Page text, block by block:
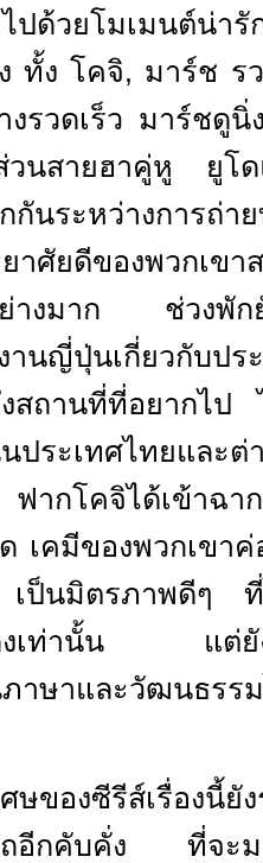
ไปด้วยโมเมนต์
ทั้ง โคจิ, มาร์ช
งรวดเร็ว มาร์ชดู
วนสายฮาคู่หู ยูโ
กันระหว่างการถ่
าศัยดีของพวกเขา
างมาก ช่วงพักยั
งานญี่ปุ่นเกี่ยวกับ
สถานที่ที่อยากไป
ระเทศไทยและต่า
ากโคจิได้เข้าฉ
เคมีของพวกเขา
ป็นมิตรภาพดีๆ ที่
งเท่านั้น แต่ยังเ
าษาและวัฒนธรร
ษของซีรีส์เรื่องนี้ยั
ถอีกคับคั่ง ที่จะมา